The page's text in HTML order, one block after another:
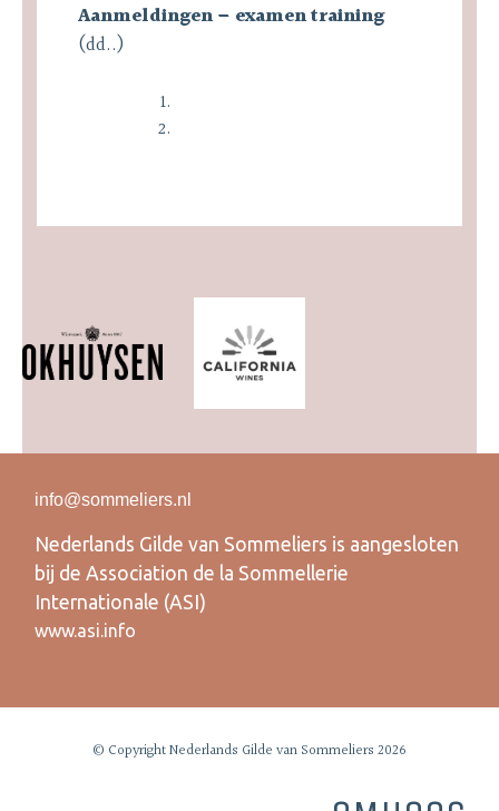
Aanmeldingen – examen training
(dd..)
info@sommeliers.nl
Nederlands Gilde van Sommeliers is aangesloten
bij de Association de la Sommellerie
Internationale (ASI)
www.asi.info
© Copyright Nederlands Gilde van Sommeliers 2026